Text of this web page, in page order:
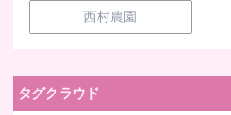
西村農園
タグクラウド